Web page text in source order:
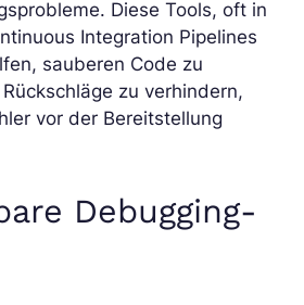
Diese Tools, oft in
Integration Pipelines
sauberen Code zu
zu verhindern,
vor der Bereitstellung
Debugging-